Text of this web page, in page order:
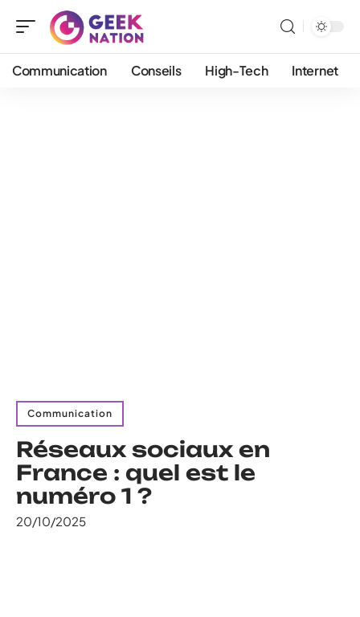
Communication Conseils High-Tech Internet
Communication
Réseaux sociaux en
France : quel est le
numéro 1 ?
20/10/2025